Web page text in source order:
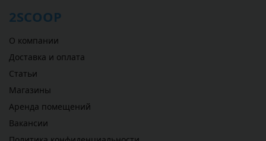
2SCOOP
О компании
Доставка и оплата
Статьи
Магазины
Аренда помещений
Вакансии